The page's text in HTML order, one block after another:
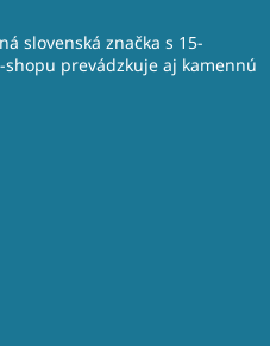
slovenská značka s 15-
prevádzkuje aj kamennú